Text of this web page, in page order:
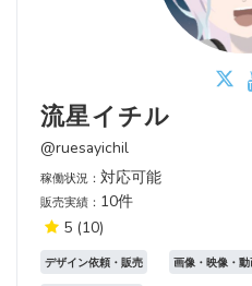
流星イチル
@ruesayichil
稼働状況： 対応可能
販売実績： 10件
5 (10)
デザイン依頼・販売 画像・映像・